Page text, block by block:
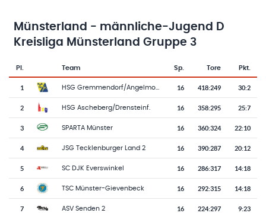
Münsterland - männliche-Jugend D
Kreisliga Münsterland Gruppe 3
Tabelle mit Vereinsplatzierungen, Spielen, Toren und Punkten
Pl.
Team-Logo
Team Sp. Tore Pkt.
1 16 418:249 30:2
2 HSG Ascheberg/Drensteinf. 16 358:295 25:7
3 SPARTA Münster 16 360:324 22:10
4 JSG Tecklenburger Land 2 16 390:287 20:12
5 SC DJK Everswinkel 16 286:317 14:18
6 TSC Münster-Gievenbeck 16 292:315 14:18
7 ASV Senden 2 16 224:297 9:23